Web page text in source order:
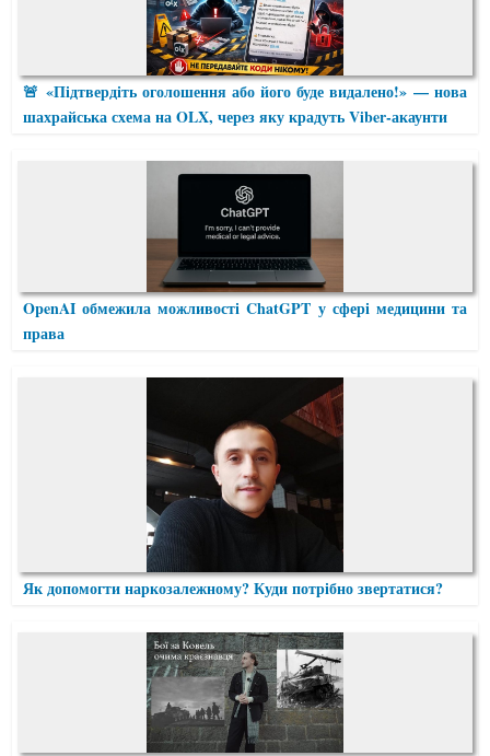
🚨 «Підтвердіть оголошення або його буде видалено!» — нова
шахрайська схема на OLX, через яку крадуть Viber-акаунти
OpenAI обмежила можливості ChatGPT у сфері медицини та
права
Як допомогти наркозалежному? Куди потрібно звертатися?